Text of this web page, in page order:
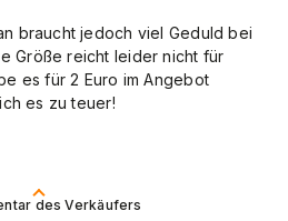
des Verkäufers
braucht jedoch viel Geduld bei
Größe reicht leider nicht für
es für 2 Euro im Angebot
es zu teuer!